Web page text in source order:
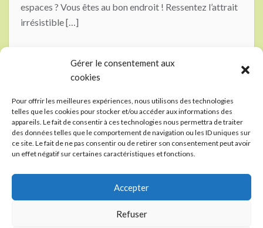
Gérer le consentement aux
cookies
Pour offrir les meilleures expériences, nous utilisons des technologies
telles que les cookies pour stocker et/ou accéder aux informations des
appareils. Le fait de consentir à ces technologies nous permettra de traiter
des données telles que le comportement de navigation ou les ID uniques sur
ce site. Le fait de ne pas consentir ou de retirer son consentement peut avoir
un effet négatif sur certaines caractéristiques et fonctions.
Accepter
Refuser
espaces ? Vous êtes au bon endroit ! Ressentez l’attrait
irrésistible […]
Posts
navigation
1 2 Next
Les données techniques et informations présentées dans cet
article sont données à titre indicatif et ne sont pas
contractuelles. Cet article est une présentation de produit à